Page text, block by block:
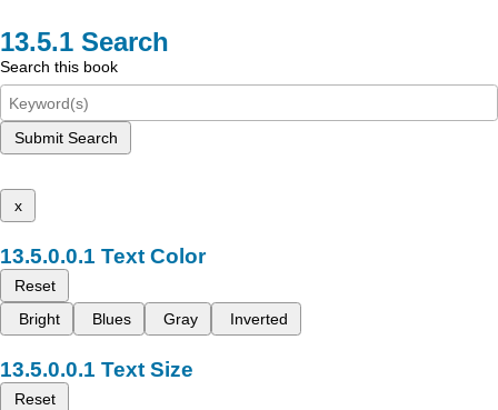
Search
Search this book
Submit Search
x
Text Color
Reset
Bright
Blues Gray Inverted
Text Size
Reset